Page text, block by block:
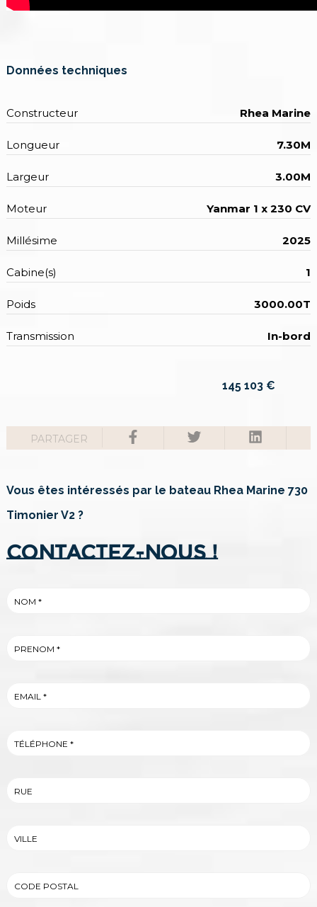
Données techniques
Constructeur Rhea Marine
Longueur 7.30M
Largeur 3.00M
Moteur Yanmar 1 x 230 CV
Millésime 2025
Cabine(s) 1
Poids 3000.00T
Transmission In-bord
145 103 €
PARTAGER
Vous êtes intéressés par le bateau Rhea Marine 730
Timonier V2 ?
Contactez-nous !